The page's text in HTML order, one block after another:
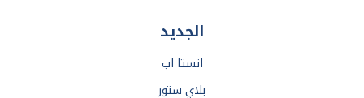
الجديد
انستا اب
بلاي ستور